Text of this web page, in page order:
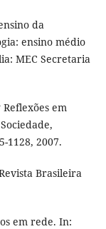
da
ensino médio
MEC Secretaria
Reflexões em
1128, 2007.
Brasileira
em rede. In: